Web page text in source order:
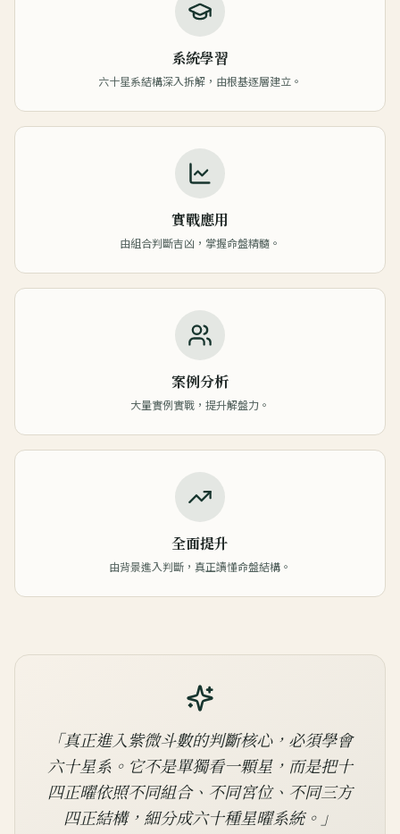
系統學習
六十星系結構深入拆解，由根基逐層建立。
實戰應用
由組合判斷吉凶，掌握命盤精髓。
案例分析
大量實例實戰，提升解盤力。
全面提升
由背景進入判斷，真正讀懂命盤結構。
「真正進入紫微斗數的判斷核心，必須學會
六十星系。它不是單獨看一顆星，而是把十
四正曜依照不同組合、不同宮位、不同三方
四正結構，細分成六十種星曜系統。」